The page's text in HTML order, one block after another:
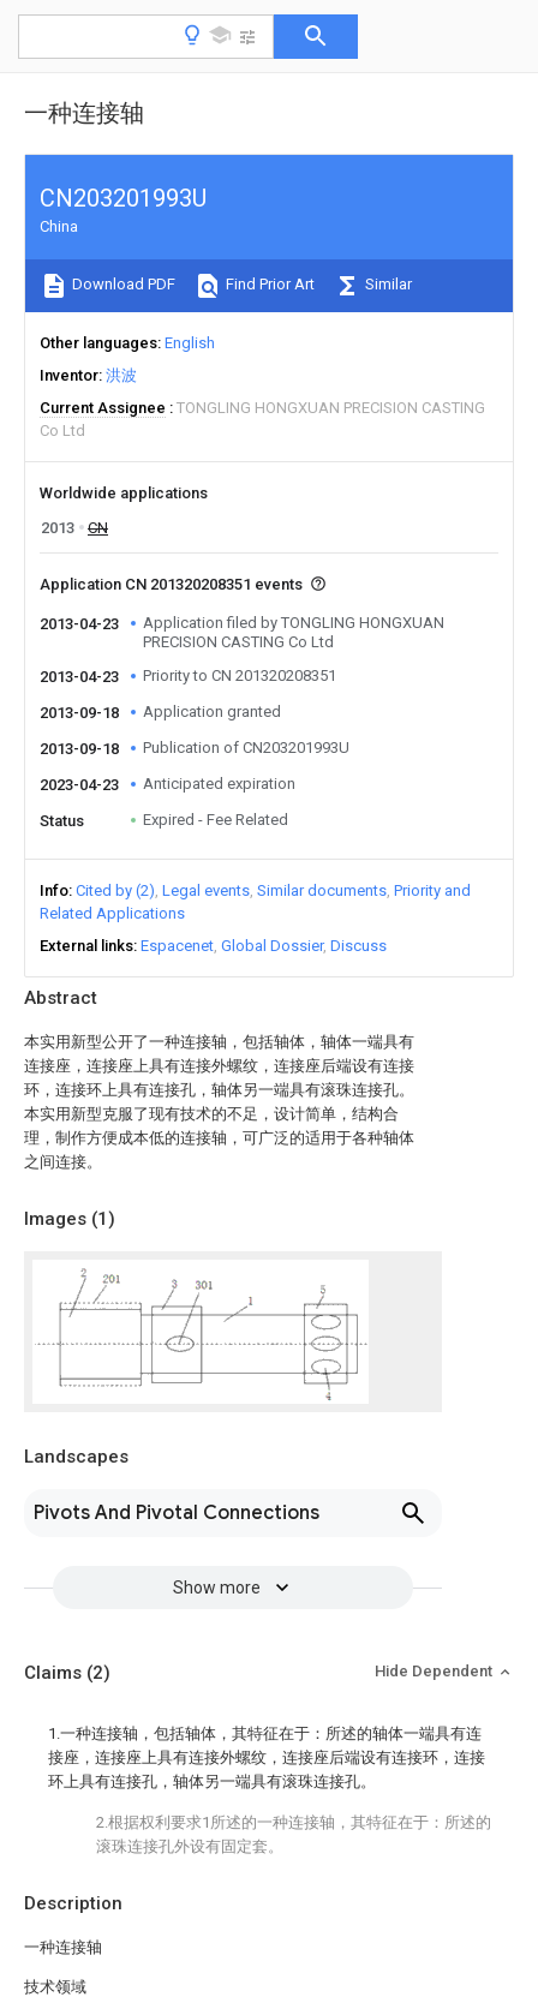
一种连接轴
Abstract
本实用新型公开了一种连接轴，包括轴体，轴体一端具有
连接座，连接座上具有连接外螺纹，连接座后端设有连接
环，连接环上具有连接孔，轴体另一端具有滚珠连接孔。
本实用新型克服了现有技术的不足，设计简单，结构合
理，制作方便成本低的连接轴，可广泛的适用于各种轴体
之间连接。
Images (1)
Landscapes
Pivots And Pivotal Connections
Show more
CN203201993U
China
Download PDF Find Prior Art Similar
Other languages English
Inventor 洪波
Current Assignee
TONGLING HONGXUAN PRECISION CASTING
Co Ltd
Worldwide applications
2013
CN
Application CN 201320208351 events
2013-04-23
Application filed by TONGLING HONGXUAN
PRECISION CASTING Co Ltd
2013-04-23
Priority to CN 201320208351
2013-09-18 Application granted
2013-09-18 Publication of CN203201993U
2023-04-23 Anticipated expiration
Status Expired - Fee Related
Info Cited by (2) Legal events Similar documents Priority and
Related Applications
External links Espacenet Global Dossier Discuss
Description
一种连接轴
技术领域
Claims (2) Hide Dependent
1.一种连接轴，包括轴体，其特征在于：所述的轴体一端具有连
接座，连接座上具有连接外螺纹，连接座后端设有连接环，连接
环上具有连接孔，轴体另一端具有滚珠连接孔。
2.根据权利要求1所述的一种连接轴，其特征在于：所述的
滚珠连接孔外设有固定套。